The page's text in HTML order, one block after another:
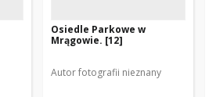
Osiedle Parkowe w
Mrągowie. [12]
Autor fotografii nieznany